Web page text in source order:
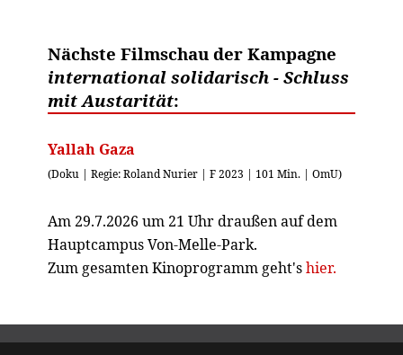
Nächste Filmschau der Kampagne
international solidarisch - Schluss
mit Austarität:
Yallah Gaza
(Doku | Regie: Roland Nurier | F 2023 | 101 Min. | OmU)
Am 29.7.2026 um 21 Uhr draußen auf dem
Hauptcampus Von-Melle-Park.
Zum gesamten Kinoprogramm geht'shier.